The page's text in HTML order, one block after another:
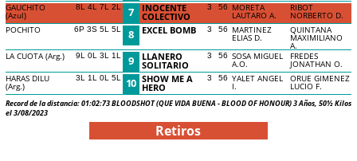
GAUCHITO
(Azul)
8L 4L 7L 2L 7 INOCENTE
COLECTIVO
3 56 MORETA
LAUTARO A.
RIBOT
NORBERTO D.
POCHITO
6P 3S 5L 5L 8 EXCEL BOMB 3 56 MARTINEZ
ELIAS D.
QUINTANA
MAXIMILIANO
A.
LA CUOTA (Arg.)
9L 0L 3L 1L 9 LLANERO
SOLITARIO
3 56 SOSA MIGUEL
A.O.
FREDES
JONATHAN O.
HARAS DILU
(Arg.)
3L 1L 0L 5L 10 SHOW ME A
HERO
3 56 YALET ANGEL
I.
ORUE GIMENEZ
LUCIO F.
Record de la distancia: 01:02:73 BLOODSHOT (QUE VIDA BUENA - BLOOD OF HONOUR) 3 Años, 50½ Kilos
el 3/08/2023
Retiros